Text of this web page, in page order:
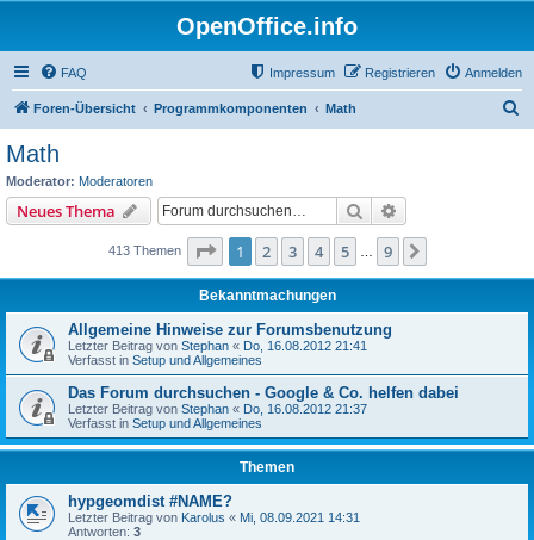
OpenOffice.info
FAQ Anmelden
Registrieren
Impressum
Foren-Übersicht Programmkomponenten Math
Math
Moderator: Moderatoren
Neues Thema Suche
413 Themen Seite 1von
1 2 3 4 5 9
Bekanntmachungen
Allgemeine Hinweise zur Forumsbenutzung
Letzter Beitrag von Stephan « Do, 16.08.2012 21:41
Verfasst in Setup und Allgemeines
Das Forum durchsuchen - Google & Co. helfen dabei
Letzter Beitrag von Stephan « Do, 16.08.2012 21:37
Verfasst in Setup und Allgemeines
Themen
hypgeomdist #NAME?
Letzter Beitrag von Karolus « Mi, 08.09.2021 14:31
Antworten: 3